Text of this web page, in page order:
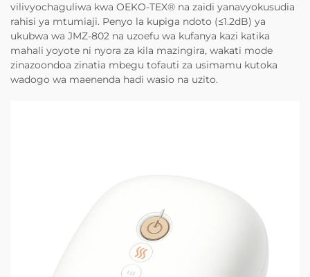
vilivyochaguliwa kwa OEKO-TEX® na zaidi yanavyokusudia
rahisi ya mtumiaji. Penyo la kupiga ndoto (≤1.2dB) ya
ukubwa wa JMZ-802 na uzoefu wa kufanya kazi katika
mahali yoyote ni nyora za kila mazingira, wakati mode
zinazoondoa zinatia mbegu tofauti za usimamu kutoka
wadogo wa maenenda hadi wasio na uzito.